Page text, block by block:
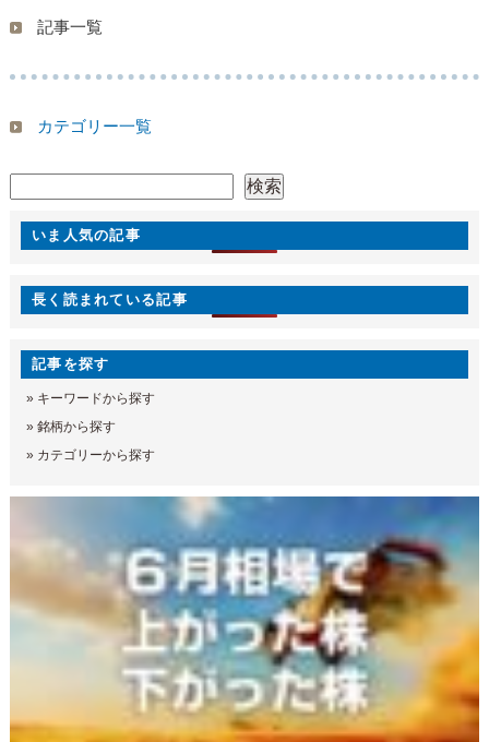
記事一覧
カテゴリー一覧
検索
いま人気の記事
長く読まれている記事
記事を探す
» キーワードから探す
» 銘柄から探す
» カテゴリーから探す